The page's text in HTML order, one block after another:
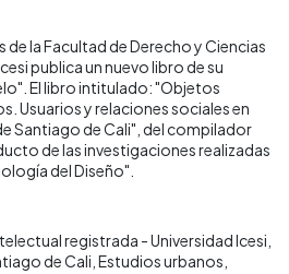
la Facultad de Derecho y Ciencias
publica un nuevo libro de su
El libro intitulado: "Objetos
Usuarios y relaciones sociales en
Santiago de Cali", del compilador
de las investigaciones realizadas
del Diseño".
registrada - Universidad Icesi
de Cali Estudios urbanos